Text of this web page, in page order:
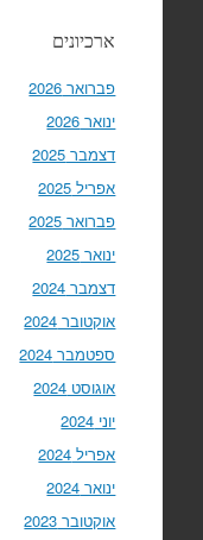
ארכיונים
פברואר 2026
ינואר 2026
דצמבר 2025
אפריל 2025
פברואר 2025
ינואר 2025
דצמבר 2024
אוקטובר 2024
ספטמבר 2024
אוגוסט 2024
יוני 2024
אפריל 2024
ינואר 2024
אוקטובר 2023